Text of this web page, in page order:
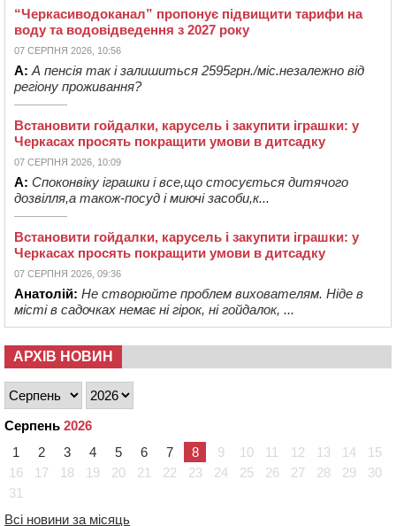
“Черкасиводоканал” пропонує підвищити тарифи на
воду та водовідведення з 2027 року
07 СЕРПНЯ 2026, 10:56
А: А пенсія так і залишиться 2595грн./міс.незалежно від
регіону проживання?
Встановити гойдалки, карусель і закупити іграшки: у
Черкасах просять покращити умови в дитсадку
07 СЕРПНЯ 2026, 10:09
А: Споконвіку іграшки і все,що стосується дитячого
дозвілля,а також-посуд і миючі засоби,к...
Встановити гойдалки, карусель і закупити іграшки: у
Черкасах просять покращити умови в дитсадку
07 СЕРПНЯ 2026, 09:36
Анатолій: Не створюйте проблем вихователям. Ніде в
місті в садочках немає ні гірок, ні гойдалок, ...
АРХІВ НОВИН
Серпень 2026
1
2 3 4 5 6 7 8 9 10 11 12 13 14
15
16
17 18 19 20 21 22 23 24 25 26 27 28 29
30
31
Всі новини за місяць